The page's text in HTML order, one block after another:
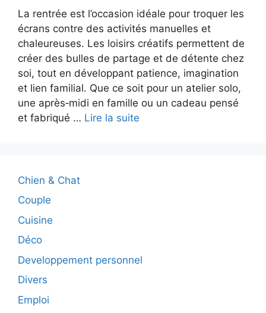
La rentrée est l’occasion idéale pour troquer les
écrans contre des activités manuelles et
chaleureuses. Les loisirs créatifs permettent de
créer des bulles de partage et de détente chez
soi, tout en développant patience, imagination
et lien familial. Que ce soit pour un atelier solo,
une après‑midi en famille ou un cadeau pensé
et fabriqué … Lire la suite
Chien & Chat
Couple
Cuisine
Déco
Developpement personnel
Divers
Emploi